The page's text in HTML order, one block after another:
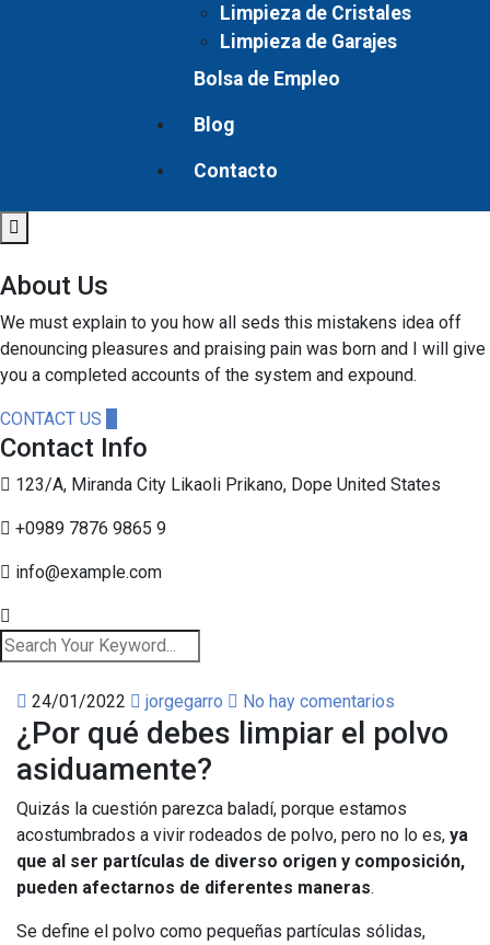
Limpieza de Cristales
Limpieza de Garajes
Bolsa de Empleo
Blog
Contacto
About Us
We must explain to you how all seds this mistakens idea off
denouncing pleasures and praising pain was born and I will give
you a completed accounts of the system and expound.
CONTACT US
Contact Info
123/A, Miranda City Likaoli Prikano, Dope United States
+0989 7876 9865 9
info@example.com
24/01/2022 jorgegarro No hay comentarios
¿Por qué debes limpiar el polvo
asiduamente?
Quizás la cuestión parezca baladí, porque estamos
acostumbrados a vivir rodeados de polvo, pero no lo es, ya
que al ser partículas de diverso origen y composición,
pueden afectarnos de diferentes maneras.
Se define el polvo como pequeñas partículas sólidas,